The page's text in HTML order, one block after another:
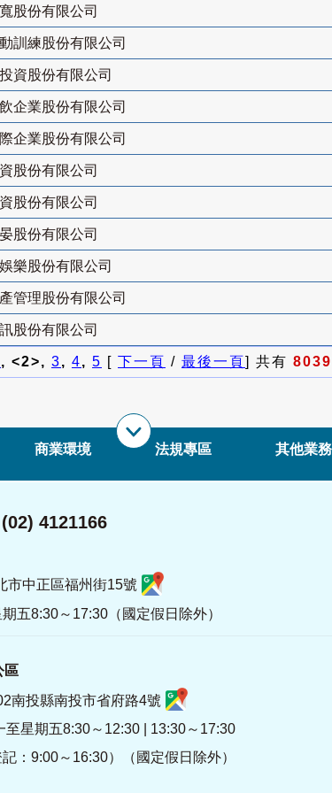
股份有限公司
訓練股份有限公司
資股份有限公司
企業股份有限公司
企業股份有限公司
股份有限公司
股份有限公司
股份有限公司
樂股份有限公司
管理股份有限公司
股份有限公司
, <2>, 3, 4, 5 [ 下一頁 / 最後一頁] 共有 8039
商業環境 法規專區 其他業務
4121166
市中正區福州街15號
五8:30～17:30（國定假日除外）
區
南投縣南投市省府路4號
星期五8:30～12:30 | 13:30～17:30
記：9:00～16:30）（國定假日除外）